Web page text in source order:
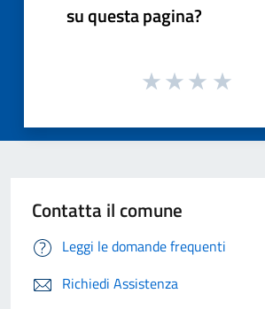
su questa pagina?
Contatta il comune
Leggi le domande frequenti
Richiedi Assistenza